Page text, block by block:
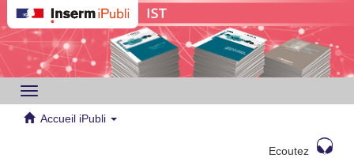
Toggle
navigation
Accueil iPubli
Ecoutez